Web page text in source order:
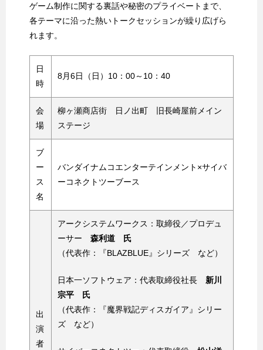
ゲーム制作に関する裏話や秘密のプライベートまで、
各テーマに沿った熱いトークセッションが繰り広げら
れます。
日
時
8月6日（日）10：00～10：40
会
場
柳ヶ瀬商店街 日ノ出町 旧長崎屋前メイン
ステージ
ブ
ー
ス
名
バンダイナムコエンターテインメント×サイバ
ーコネクトツーブース
出
演
者
アークシステムワークス：取締役／プロデュ
ーサー 森利道 氏
（代表作：『BLAZBLUE』シリーズ など）
日本一ソフトウェア：代表取締役社長 新川
宗平 氏
（代表作：『魔界戦記ディスガイア』シリー
ズ など）